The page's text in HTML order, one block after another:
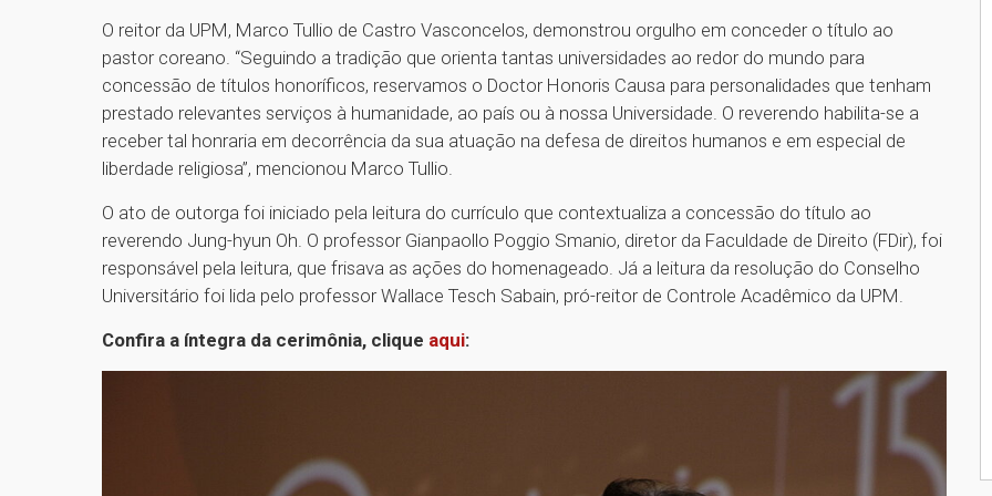
O reitor da UPM, Marco Tullio de Castro Vasconcelos, demonstrou orgulho em conceder o título ao
pastor coreano. “Seguindo a tradição que orienta tantas universidades ao redor do mundo para
concessão de títulos honoríficos, reservamos o Doctor Honoris Causa para personalidades que tenham
prestado relevantes serviços à humanidade, ao país ou à nossa Universidade. O reverendo habilita-se a
receber tal honraria em decorrência da sua atuação na defesa de direitos humanos e em especial de
liberdade religiosa”, mencionou Marco Tullio.
O ato de outorga foi iniciado pela leitura do currículo que contextualiza a concessão do título ao
reverendo Jung-hyun Oh. O professor Gianpaollo Poggio Smanio, diretor da Faculdade de Direito (FDir), foi
responsável pela leitura, que frisava as ações do homenageado. Já a leitura da resolução do Conselho
Universitário foi lida pelo professor Wallace Tesch Sabain, pró-reitor de Controle Acadêmico da UPM.
Confira a íntegra da cerimônia, clique aqui: